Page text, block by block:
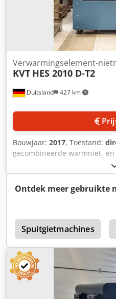
Duitsland 427 km
Verwarmingselement-
KVT HES 2010 D-T2
Bouwjaar: 2017, Toestand:
gecombineerde warmniet-
kunststofonderdelen is
besturing: PLC, gewicht: ca.
aanwezig. Bezichtigen ter
Ontdek meer gebruikte
Spuitgietmachines